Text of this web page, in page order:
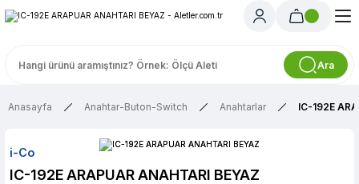
Ara
Anasayfa Anahtar-Buton-Switch Anahtarlar IC-192E
i-Co
IC-192E ARAPUAR ANAHTARI BEYAZ